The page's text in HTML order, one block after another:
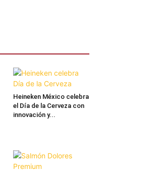
Heineken México celebra
el Día de la Cerveza con
innovación y...